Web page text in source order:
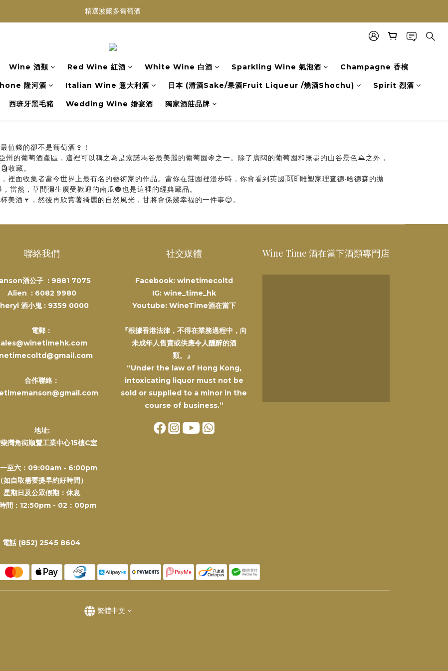
買滿任何酒類 六支 或買滿 $1200 (不限支數) 皆可享免費送貨
精選波爾多葡萄酒
Wine 酒類 Red Wine 紅酒 White Wine 白酒 Sparkling Wine 氣泡酒 Champagne 香檳
隆河酒 Italian Wine 意大利酒 日本 (清酒Sake/果酒Fruit Liqueur /燒酒Shochu) Spirit 烈酒
西班牙黑毛豬 Wedding Wine 婚宴酒 獨家酒莊品牌
值錢的卻不是葡萄酒🍷！
的葡萄酒產區，這裡可以稱之為是索諾馬谷最美麗的葡萄園🍇之一。除了廣闊的葡萄園和無盡的山谷景色⛰之外，
收藏。
裡面收集者當今世界上最有名的藝術家的作品。當你在莊園裡漫步時，你會看到英國🇬🇧雕塑家理查德·哈德森的拋
當然，草間彌生廣受歡迎的南瓜🎃也是這裡的經典藏品。
美酒🍷，然後再欣賞著綺麗的自然風光，甘將會係幾幸福的一件事😌。
聯絡我們
酒公子 : 9881 7075
Alien : 6082 9980
酒小鬼 : 9359 0000
電郵：
合作聯絡：
地址:
灣角街順豐工業中心15樓C室
一至六：09:00am - 6:00pm
（如自取需要提早約好時間）
星期日及公眾假期：休息
間：12:50pm - 02：00pm
電話 (852) 2545 8604
社交媒體
Facebook: winetimecoltd
IG: wine_time_hk
Youtube: WineTime酒在當下
『根據香港法律，不得在業務過程中，向
未成年人售賣或供應令人醺醉的酒
類。』
“Under the law of Hong Kong,
intoxicating liquor must not be
sold or supplied to a minor in the
course of business.”
Wine Time 酒在當下酒類專門店
繁體中文